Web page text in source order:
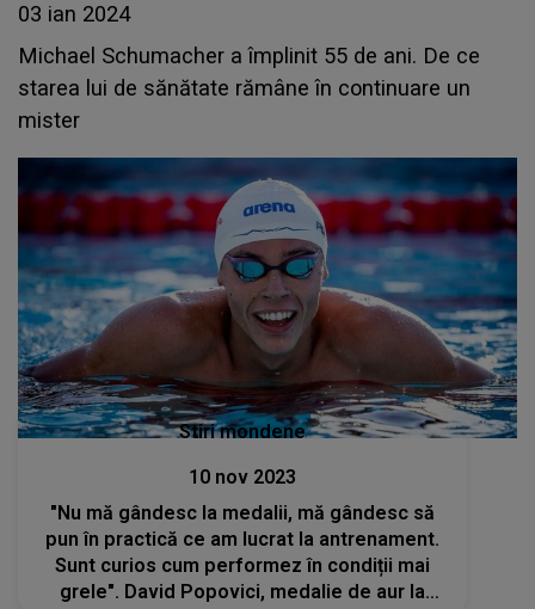
03 ian 2024
Michael Schumacher a împlinit 55 de ani. De ce
starea lui de sănătate rămâne în continuare un
mister
Stiri mondene
10 nov 2023
"Nu mă gândesc la medalii, mă gândesc să
pun în practică ce am lucrat la antrenament.
Sunt curios cum performez în condiții mai
grele". David Popovici, medalie de aur la